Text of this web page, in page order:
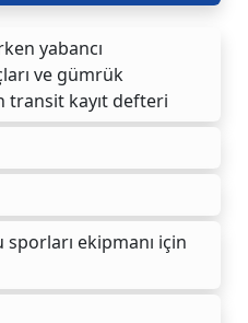
yabancı
ve gümrük
transit kayıt defteri
ekipmanı için